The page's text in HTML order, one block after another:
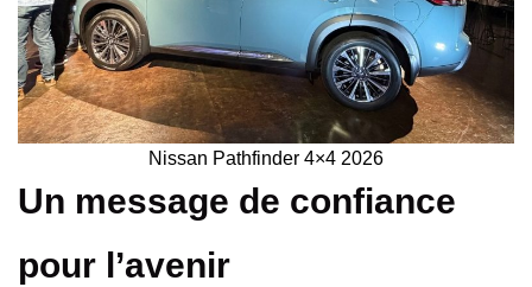
Nissan Pathfinder 4×4 2026
Un message de confiance
pour l’avenir